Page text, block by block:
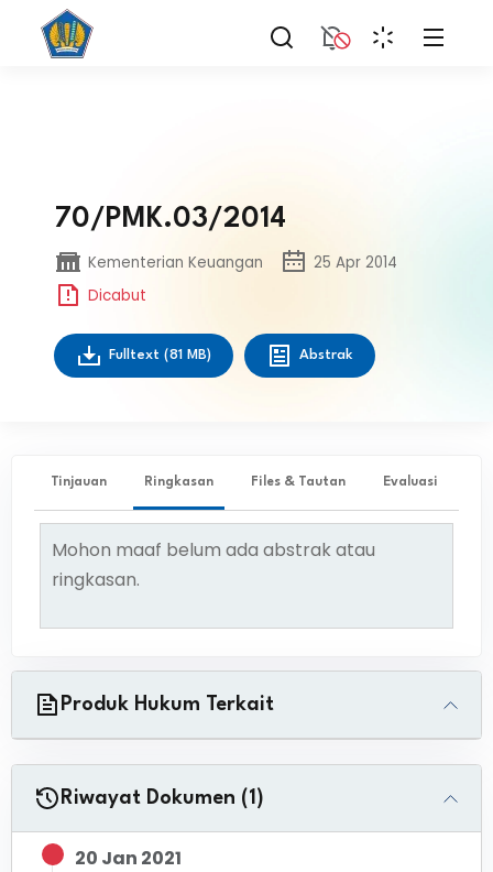
70/PMK.03/2014
Kementerian Keuangan
25 Apr 2014
Dicabut
Fulltext (81 MB) Abstrak
Tinjauan Ringkasan Files & Tautan Evaluasi
Mohon maaf belum ada abstrak atau
ringkasan.
Produk Hukum Terkait
Riwayat Dokumen (1)
20 Jan 2021